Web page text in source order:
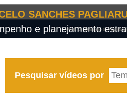
SANCHES
e planejamento
Pesquisar vídeos por